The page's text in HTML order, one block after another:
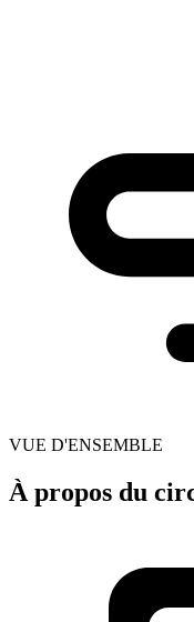
VUE D'ENSEMBLE
À propos du